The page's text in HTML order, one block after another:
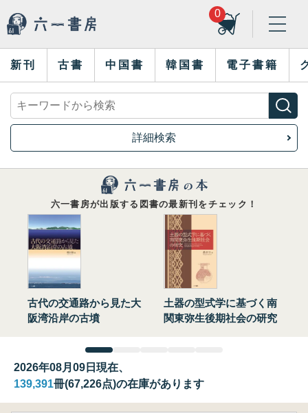
0
新刊 古書 中国書 韓国書 電子書籍
詳細検索
六一書房が出版する図書の最新刊をチェック！
古代の交通路から見た大
阪湾沿岸の古墳
土器の型式学に基づく南
関東弥生後期社会の研究
2026年08月09日現在、
139,391冊(67,226点)の在庫があります